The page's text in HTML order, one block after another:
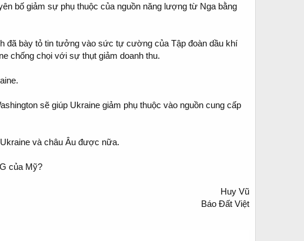
bố giảm sự phụ thuộc của nguồn năng lượng từ Nga bằng
đã bày tỏ tin tưởng vào sức tự cường của Tập đoàn dầu khí
chống chọi với sự thụt giảm doanh thu.
sẽ giúp Ukraine giảm phụ thuộc vào nguồn cung cấp
và châu Âu được nữa.
của Mỹ?
Huy Vũ
Báo Đất Việt